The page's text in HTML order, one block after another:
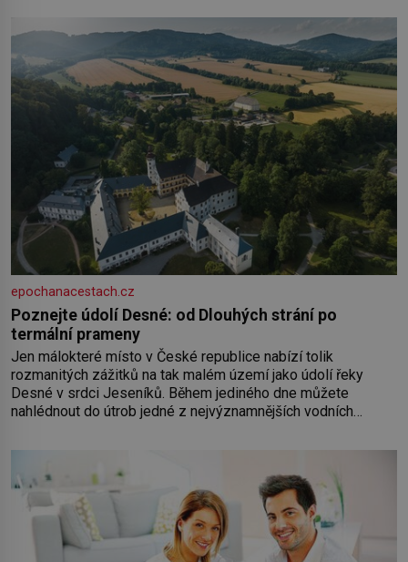
epochanacestach.cz
Poznejte údolí Desné: od Dlouhých strání po
termální prameny
Jen málokteré místo v České republice nabízí tolik
rozmanitých zážitků na tak malém území jako údolí řeky
Desné v srdci Jeseníků. Během jediného dne můžete
nahlédnout do útrob jedné z nejvýznamnějších vodních
koloběžce a den zakončit poznáváním památek ve Velkých